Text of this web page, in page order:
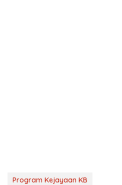
Program Kejayaan KB